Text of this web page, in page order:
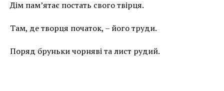
Дім пам’ятає постать свого твірця.
Там, де творця початок, – його труди.
Поряд бруньки чорняві та лист рудий.